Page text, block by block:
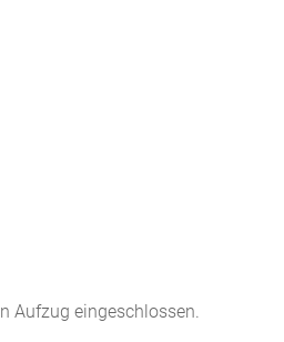
Aufzug eingeschlossen.